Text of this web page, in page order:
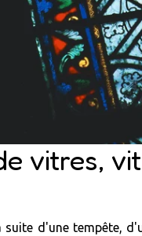
vitres,
d'une tempête,